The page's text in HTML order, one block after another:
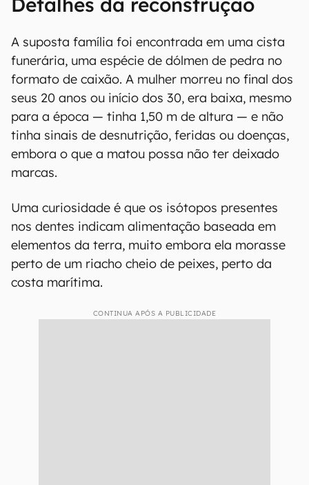
A suposta família foi encontrada em uma cista
funerária, uma espécie de dólmen de pedra no
formato de caixão. A mulher morreu no final dos
seus 20 anos ou início dos 30, era baixa, mesmo
para a época — tinha 1,50 m de altura — e não
tinha sinais de desnutrição, feridas ou doenças,
embora o que a matou possa não ter deixado
marcas.
Uma curiosidade é que os isótopos presentes
nos dentes indicam alimentação baseada em
elementos da terra, muito embora ela morasse
perto de um riacho cheio de peixes, perto da
costa marítima.
CONTINUA APÓS A PUBLICIDADE